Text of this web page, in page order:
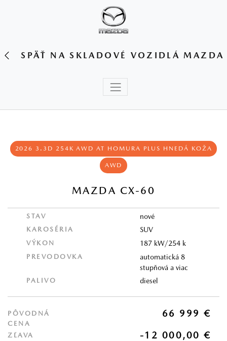
SPÄŤ NA SKLADOVÉ VOZIDLÁ MAZDA
2026 3.3D 254K AWD AT HOMURA PLUS HNEDÁ KOŽA
AWD
MAZDA CX-60
STAV nové
KAROSÉRIA SUV
VÝKON 187 kW/254 k
PREVODOVKA
automatická 8
stupňová a viac
PALIVO diesel
PÔVODNÁ
CENA
66 999 €
ZĽAVA -12 000,00 €